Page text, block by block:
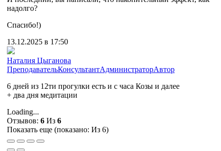
надолго?
Спасибо!)
13.12.2025 в 17:50
Наталия Цыганова
ПреподавательКонсультантАдминистраторАвтор
6 дней из 12ти прогулки есть и с часа Козы и далее
+ два дня медитации
Loading...
Отзывов: 6 Из 6
Показать еще (показано: Из 6)